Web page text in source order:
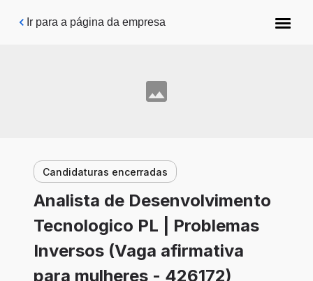
Pular para o conteúdo principal
Ir para a página da empresa
Candidaturas encerradas
Analista de Desenvolvimento
Tecnologico PL | Problemas
Inversos (Vaga afirmativa
para mulheres - 426172)